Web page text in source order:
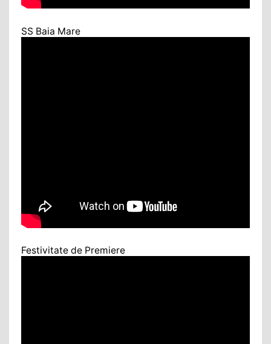
SS Baia Mare
Festivitate de Premiere